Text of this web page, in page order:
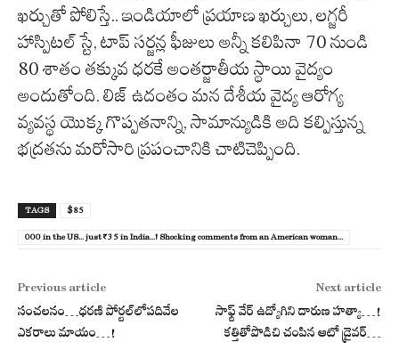
ఖర్చుతో పోలిస్తే.. ఇండియాలో ప్రయాణ ఖర్చులు, లగ్జరీ
హాస్పిటల్ స్టే, టాప్ సర్జన్ల ఫీజులు అన్నీ కలిపినా 70 నుండి
80 శాతం తక్కువ ధరకే అంతర్జాతీయ స్థాయి వైద్యం
అందుతోంది. లిజ్ ఉదంతం మన దేశీయ వైద్య ఆరోగ్య
వ్యవస్థ యొక్క గొప్పతనాన్ని, సామాన్యుడికి అది కల్పిస్తున్న
భద్రతను మరోసారి ప్రపంచానికి చాటిచెప్పింది.
TAGS $85
000 in the US... just ₹35 in India...! Shocking comments from an American woman...
Previous article
సంచ‌ల‌నం…ధ‌రణి పోర్ట‌ల్‌లోప‌దివేల
ఎక‌రాలు మాయం…!
Next article
సాఫ్ట్ వేర్ ఉద్యోగిని దారుణ హ‌త్యా…!
క‌త్తితోపొడిచి చంపిన ఆటో డ్రైవ‌ర్‌…